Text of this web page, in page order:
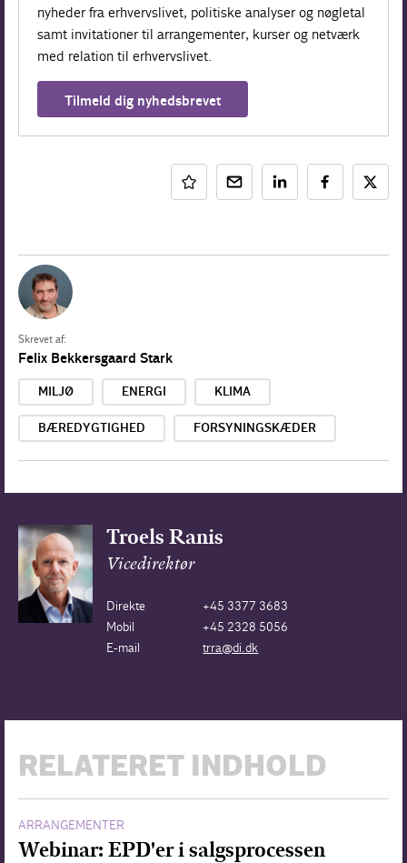
nyheder fra erhvervslivet, politiske analyser og nøgletal
samt invitationer til arrangementer, kurser og netværk
med relation til erhvervslivet.
Tilmeld dig nyhedsbrevet
Skrevet af:
Felix Bekkersgaard Stark
MILJØ ENERGI KLIMA
BÆREDYGTIGHED FORSYNINGSKÆDER
Troels Ranis
Vicedirektør
Direkte
+45 3377 3683
Mobil
+45 2328 5056
E-mail
trra@di.dk
RELATERET INDHOLD
ARRANGEMENTER
Webinar: EPD'er i salgsprocessen